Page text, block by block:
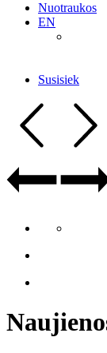
Nuotraukos
EN
Susisiek